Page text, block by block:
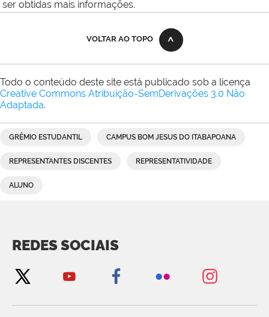
ser obtidas mais informações.
VOLTAR AO TOPO
Todo o conteúdo deste site está publicado sob a licença
Creative Commons Atribuição-SemDerivações 3.0 Não
Adaptada.
GRÊMIO ESTUDANTIL CAMPUS BOM JESUS DO ITABAPOANA
REPRESENTANTES DISCENTES REPRESENTATIVIDADE
ALUNO
REDES SOCIAIS